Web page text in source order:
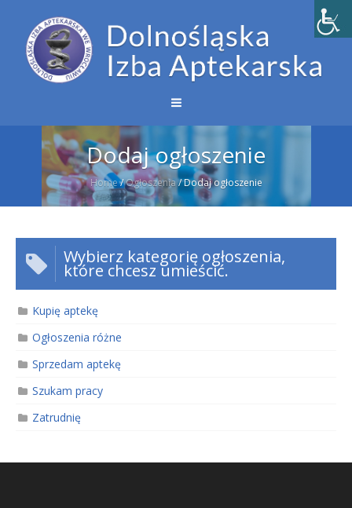
Dodaj ogłoszenie
Home/Ogłoszenia/Dodaj ogłoszenie
Wybierz kategorię ogłoszenia,
które chcesz umieścić.
Kupię aptekę
Ogłoszenia różne
Sprzedam aptekę
Szukam pracy
Zatrudnię